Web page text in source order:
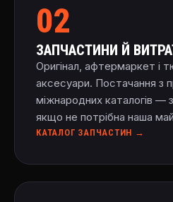
02
ЗАПЧАСТИНИ Й
Оригінал, афтермаркет і
аксесуари. Постачання з
міжнародних каталогів —
якщо не потрібна наша
КАТАЛОГ ЗАПЧАСТИН →